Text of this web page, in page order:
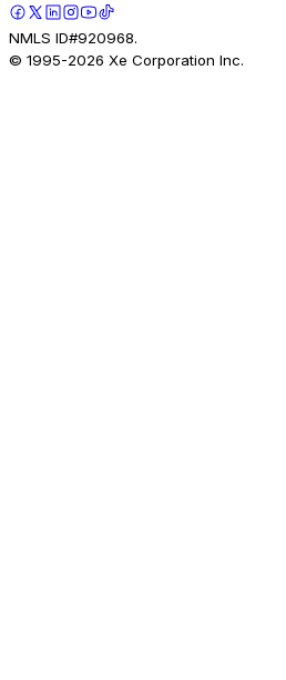
NMLS ID#920968.
© 1995-2026 Xe Corporation Inc.